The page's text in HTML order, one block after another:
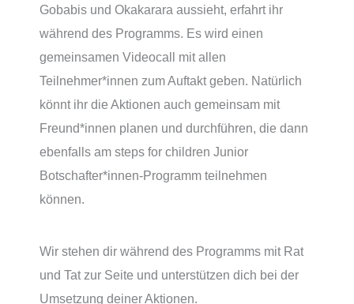
Gobabis und Okakarara aussieht, erfahrt ihr
während des Programms. Es wird einen
gemeinsamen Videocall mit allen
Teilnehmer*innen zum Auftakt geben. Natürlich
könnt ihr die Aktionen auch gemeinsam mit
Freund*innen planen und durchführen, die dann
ebenfalls am steps for children Junior
Botschafter*innen-Programm teilnehmen
können.
Wir stehen dir während des Programms mit Rat
und Tat zur Seite und unterstützen dich bei der
Umsetzung deiner Aktionen.